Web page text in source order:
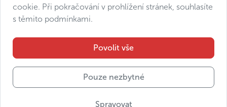
Prohlášení o přístupnosti
Manage consent
cookie. Při pokračování v prohlížení stránek, souhlasíte
s těmito podmínkami.
Povolit vše
Pouze nezbytné
Spravovat